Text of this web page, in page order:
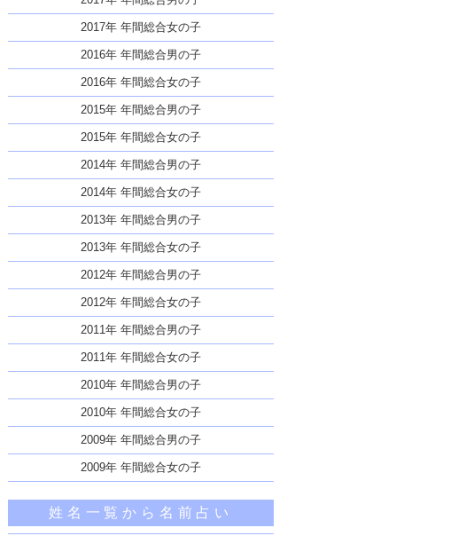
2017年 年間総合女の子
2016年 年間総合男の子
2016年 年間総合女の子
2015年 年間総合男の子
2015年 年間総合女の子
2014年 年間総合男の子
2014年 年間総合女の子
2013年 年間総合男の子
2013年 年間総合女の子
2012年 年間総合男の子
2012年 年間総合女の子
2011年 年間総合男の子
2011年 年間総合女の子
2010年 年間総合男の子
2010年 年間総合女の子
2009年 年間総合男の子
2009年 年間総合女の子
姓名一覧から名前占い